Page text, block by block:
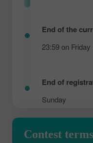
End of the
23:59 on Friday
End of
Sunday
Contest